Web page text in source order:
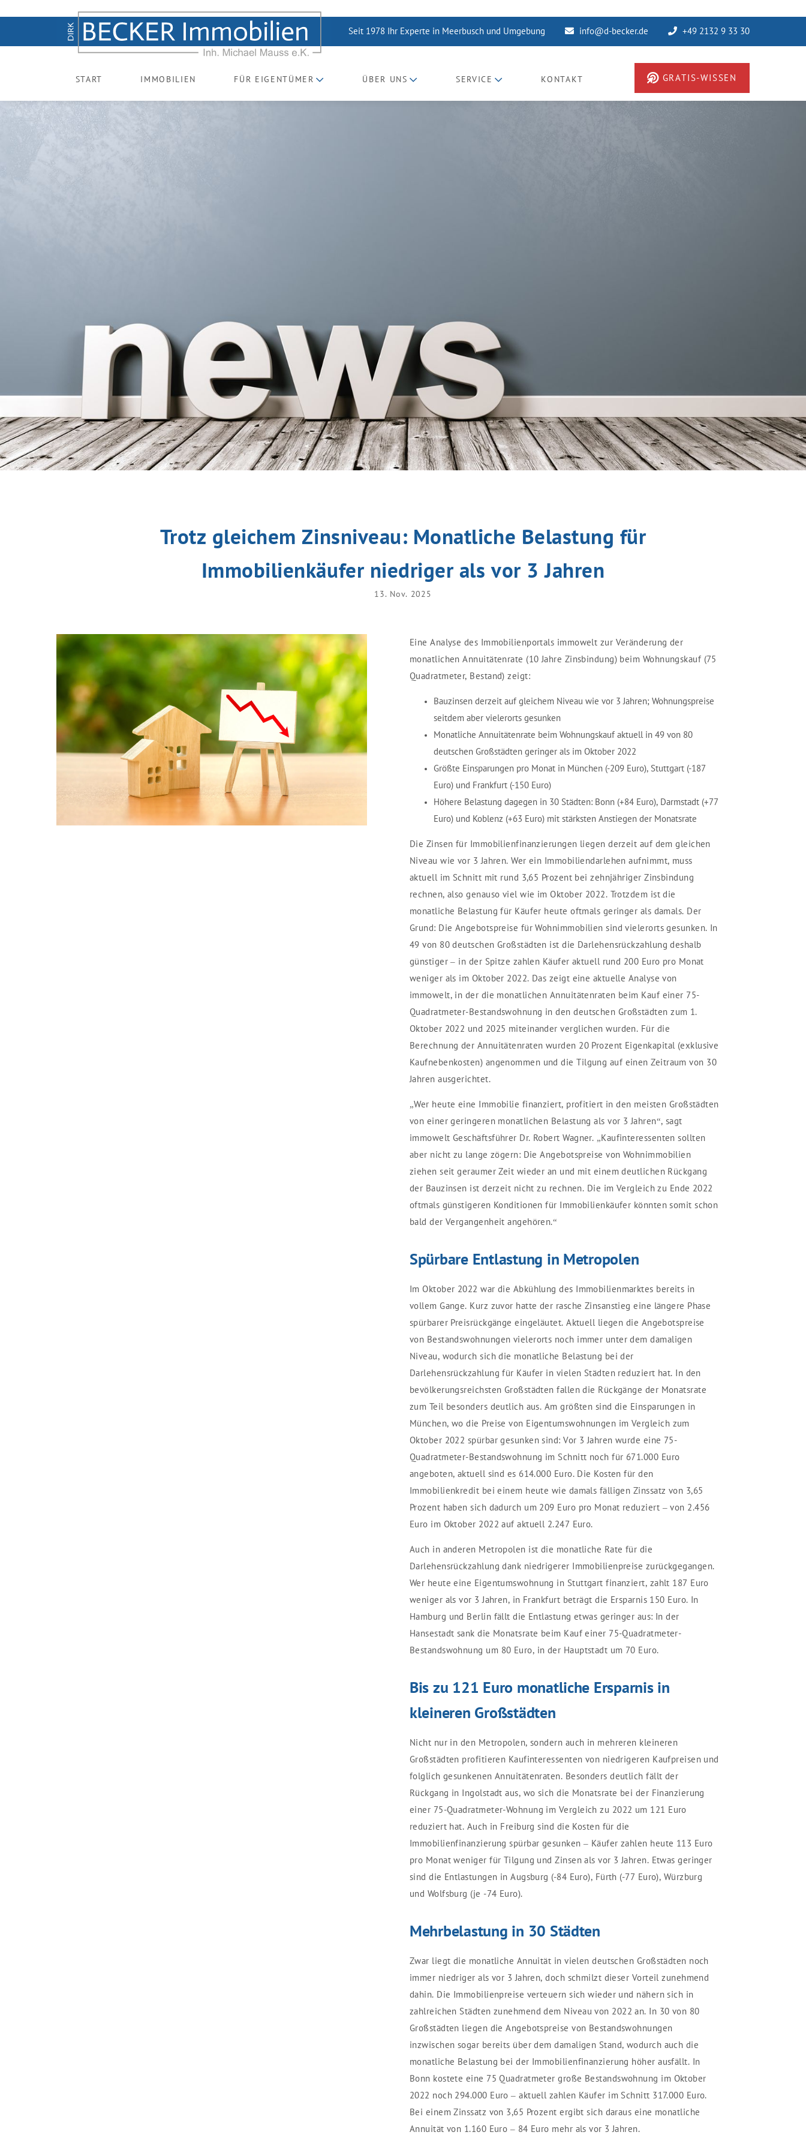
Seit 1978 Ihr Experte in Meerbusch und Umgebung info@d-becker.de +49 2132 9 33 30
START IMMOBILIEN FÜR EIGENTÜMER ÜBER UNS SERVICE KONTAKT GRATIS-WISSEN
Trotz gleichem Zinsniveau: Monatliche Belastung für
Immobilienkäufer niedriger als vor 3 Jahren
13. Nov. 2025
Eine Analyse des Immobilienportals immowelt zur Veränderung der
monatlichen Annuitätenrate (10 Jahre Zinsbindung) beim Wohnungskauf (75
Quadratmeter, Bestand) zeigt:
Bauzinsen derzeit auf gleichem Niveau wie vor 3 Jahren; Wohnungspreise
seitdem aber vielerorts gesunken
Monatliche Annuitätenrate beim Wohnungskauf aktuell in 49 von 80
deutschen Großstädten geringer als im Oktober 2022
Größte Einsparungen pro Monat in München (-209 Euro), Stuttgart (-187
Euro) und Frankfurt (-150 Euro)
Höhere Belastung dagegen in 30 Städten: Bonn (+84 Euro), Darmstadt (+77
Euro) und Koblenz (+63 Euro) mit stärksten Anstiegen der Monatsrate
Die Zinsen für Immobilienfinanzierungen liegen derzeit auf dem gleichen
Niveau wie vor 3 Jahren. Wer ein Immobiliendarlehen aufnimmt, muss
aktuell im Schnitt mit rund 3,65 Prozent bei zehnjähriger Zinsbindung
rechnen, also genauso viel wie im Oktober 2022. Trotzdem ist die
monatliche Belastung für Käufer heute oftmals geringer als damals. Der
Grund: Die Angebotspreise für Wohnimmobilien sind vielerorts gesunken. In
49 von 80 deutschen Großstädten ist die Darlehensrückzahlung deshalb
günstiger – in der Spitze zahlen Käufer aktuell rund 200 Euro pro Monat
weniger als im Oktober 2022. Das zeigt eine aktuelle Analyse von
immowelt, in der die monatlichen Annuitätenraten beim Kauf einer 75-
Quadratmeter-Bestandswohnung in den deutschen Großstädten zum 1.
Oktober 2022 und 2025 miteinander verglichen wurden. Für die
Berechnung der Annuitätenraten wurden 20 Prozent Eigenkapital (exklusive
Kaufnebenkosten) angenommen und die Tilgung auf einen Zeitraum von 30
Jahren ausgerichtet.
„Wer heute eine Immobilie finanziert, profitiert in den meisten Großstädten
von einer geringeren monatlichen Belastung als vor 3 Jahren“, sagt
immowelt Geschäftsführer Dr. Robert Wagner. „Kaufinteressenten sollten
aber nicht zu lange zögern: Die Angebotspreise von Wohnimmobilien
ziehen seit geraumer Zeit wieder an und mit einem deutlichen Rückgang
der Bauzinsen ist derzeit nicht zu rechnen. Die im Vergleich zu Ende 2022
oftmals günstigeren Konditionen für Immobilienkäufer könnten somit schon
bald der Vergangenheit angehören.“
Spürbare Entlastung in Metropolen
Im Oktober 2022 war die Abkühlung des Immobilienmarktes bereits in
vollem Gange. Kurz zuvor hatte der rasche Zinsanstieg eine längere Phase
spürbarer Preisrückgänge eingeläutet. Aktuell liegen die Angebotspreise
von Bestandswohnungen vielerorts noch immer unter dem damaligen
Niveau, wodurch sich die monatliche Belastung bei der
Darlehensrückzahlung für Käufer in vielen Städten reduziert hat. In den
bevölkerungsreichsten Großstädten fallen die Rückgänge der Monatsrate
zum Teil besonders deutlich aus. Am größten sind die Einsparungen in
München, wo die Preise von Eigentumswohnungen im Vergleich zum
Oktober 2022 spürbar gesunken sind: Vor 3 Jahren wurde eine 75-
Quadratmeter-Bestandswohnung im Schnitt noch für 671.000 Euro
angeboten, aktuell sind es 614.000 Euro. Die Kosten für den
Immobilienkredit bei einem heute wie damals fälligen Zinssatz von 3,65
Prozent haben sich dadurch um 209 Euro pro Monat reduziert – von 2.456
Euro im Oktober 2022 auf aktuell 2.247 Euro.
Auch in anderen Metropolen ist die monatliche Rate für die
Darlehensrückzahlung dank niedrigerer Immobilienpreise zurückgegangen.
Wer heute eine Eigentumswohnung in Stuttgart finanziert, zahlt 187 Euro
weniger als vor 3 Jahren, in Frankfurt beträgt die Ersparnis 150 Euro. In
Hamburg und Berlin fällt die Entlastung etwas geringer aus: In der
Hansestadt sank die Monatsrate beim Kauf einer 75-Quadratmeter-
Bestandswohnung um 80 Euro, in der Hauptstadt um 70 Euro.
Bis zu 121 Euro monatliche Ersparnis in
kleineren Großstädten
Nicht nur in den Metropolen, sondern auch in mehreren kleineren
Großstädten profitieren Kaufinteressenten von niedrigeren Kaufpreisen und
folglich gesunkenen Annuitätenraten. Besonders deutlich fällt der
Rückgang in Ingolstadt aus, wo sich die Monatsrate bei der Finanzierung
einer 75-Quadratmeter-Wohnung im Vergleich zu 2022 um 121 Euro
reduziert hat. Auch in Freiburg sind die Kosten für die
Immobilienfinanzierung spürbar gesunken – Käufer zahlen heute 113 Euro
pro Monat weniger für Tilgung und Zinsen als vor 3 Jahren. Etwas geringer
sind die Entlastungen in Augsburg (-84 Euro), Fürth (-77 Euro), Würzburg
und Wolfsburg (je -74 Euro).
Mehrbelastung in 30 Städten
Zwar liegt die monatliche Annuität in vielen deutschen Großstädten noch
immer niedriger als vor 3 Jahren, doch schmilzt dieser Vorteil zunehmend
dahin. Die Immobilienpreise verteuern sich wieder und nähern sich in
zahlreichen Städten zunehmend dem Niveau von 2022 an. In 30 von 80
Großstädten liegen die Angebotspreise von Bestandswohnungen
inzwischen sogar bereits über dem damaligen Stand, wodurch auch die
monatliche Belastung bei der Immobilienfinanzierung höher ausfällt. In
Bonn kostete eine 75 Quadratmeter große Bestandswohnung im Oktober
2022 noch 294.000 Euro – aktuell zahlen Käufer im Schnitt 317.000 Euro.
Bei einem Zinssatz von 3,65 Prozent ergibt sich daraus eine monatliche
Annuität von 1.160 Euro – 84 Euro mehr als vor 3 Jahren.